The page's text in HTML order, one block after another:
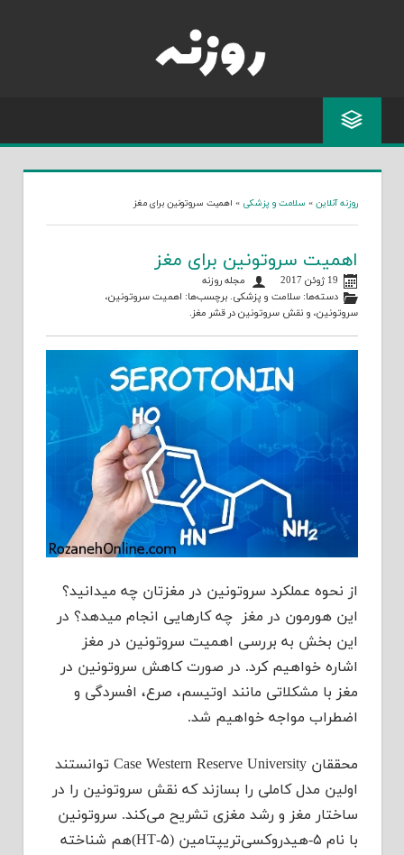
روزنه آنلاین » سلامت و پزشکی » اهمیت سروتونین برای مغز
اهمیت سروتونین برای مغز
19 ژوئن 2017
مجله روزنه
دسته‌ها:سلامت و پزشکی. برچسب‌ها: اهمیت سروتونین،
سروتونین، و نقش سروتونین در قشر مغز.
از نحوه عملکرد سروتونین در مغزتان چه میدانید؟
این هورمون در مغز چه کارهایی انجام میدهد؟ در
این بخش به بررسی اهمیت سروتونین در مغز
اشاره خواهیم کرد. در صورت کاهش سروتونین در
مغز با مشکلاتی مانند اوتیسم، صرع، افسردگی و
اضطراب مواجه خواهیم شد.
محققان Case Western Reserve University توانستند
اولین مدل کاملی را بسازند که نقش سروتونین را در
ساختار مغز و رشد مغزی تشریح می‌کند. سروتونین
با نام ۵-هیدروکسی‌تریپتامین (۵-HT)هم شناخته